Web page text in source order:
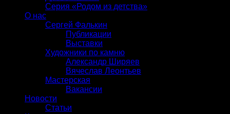
Серия «Родом из детства»
О нас
Сергей Фалькин
Публикации
Выставки
Художники по камню
Александр Ширяев
Вячеслав Леонтьев
Мастерская
Вакансии
Новости
Статьи